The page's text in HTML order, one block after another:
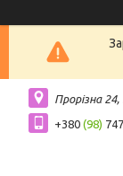
Прорізна 24,
+380 (98)